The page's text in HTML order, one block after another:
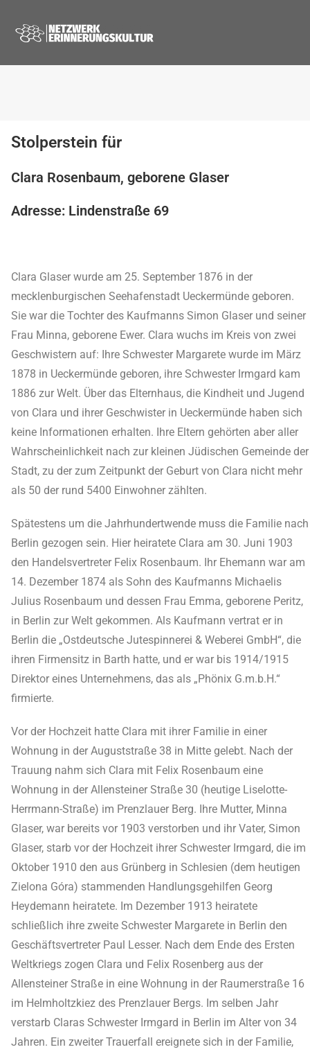
Stolperstein für
Clara Rosenbaum, geborene Glaser
Adresse: Lindenstraße 69
Clara Glaser wurde am 25. September 1876 in der
mecklenburgischen Seehafenstadt Ueckermünde geboren.
Sie war die Tochter des Kaufmanns Simon Glaser und seiner
Frau Minna, geborene Ewer. Clara wuchs im Kreis von zwei
Geschwistern auf: Ihre Schwester Margarete wurde im März
1878 in Ueckermünde geboren, ihre Schwester Irmgard kam
1886 zur Welt. Über das Elternhaus, die Kindheit und Jugend
von Clara und ihrer Geschwister in Ueckermünde haben sich
keine Informationen erhalten. Ihre Eltern gehörten aber aller
Wahrscheinlichkeit nach zur kleinen Jüdischen Gemeinde der
Stadt, zu der zum Zeitpunkt der Geburt von Clara nicht mehr
als 50 der rund 5400 Einwohner zählten.
Spätestens um die Jahrhundertwende muss die Familie nach
Berlin gezogen sein. Hier heiratete Clara am 30. Juni 1903
den Handelsvertreter Felix Rosenbaum. Ihr Ehemann war am
14. Dezember 1874 als Sohn des Kaufmanns Michaelis
Julius Rosenbaum und dessen Frau Emma, geborene Peritz,
in Berlin zur Welt gekommen. Als Kaufmann vertrat er in
Berlin die „Ostdeutsche Jutespinnerei & Weberei GmbH“, die
ihren Firmensitz in Barth hatte, und er war bis 1914/1915
Direktor eines Unternehmens, das als „Phönix G.m.b.H.“
firmierte.
Vor der Hochzeit hatte Clara mit ihrer Familie in einer
Wohnung in der Auguststraße 38 in Mitte gelebt. Nach der
Trauung nahm sich Clara mit Felix Rosenbaum eine
Wohnung in der Allensteiner Straße 30 (heutige Liselotte-
Herrmann-Straße) im Prenzlauer Berg. Ihre Mutter, Minna
Glaser, war bereits vor 1903 verstorben und ihr Vater, Simon
Glaser, starb vor der Hochzeit ihrer Schwester Irmgard, die im
Oktober 1910 den aus Grünberg in Schlesien (dem heutigen
Zielona Góra) stammenden Handlungsgehilfen Georg
Heydemann heiratete. Im Dezember 1913 heiratete
schließlich ihre zweite Schwester Margarete in Berlin den
Geschäftsvertreter Paul Lesser. Nach dem Ende des Ersten
Weltkriegs zogen Clara und Felix Rosenberg aus der
Allensteiner Straße in eine Wohnung in der Raumerstraße 16
im Helmholtzkiez des Prenzlauer Bergs. Im selben Jahr
verstarb Claras Schwester Irmgard in Berlin im Alter von 34
Jahren. Ein zweiter Trauerfall ereignete sich in der Familie,